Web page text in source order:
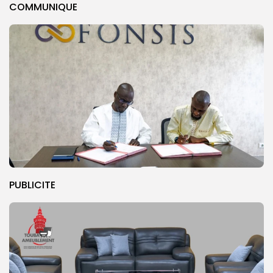
COMMUNIQUE
PUBLICITE